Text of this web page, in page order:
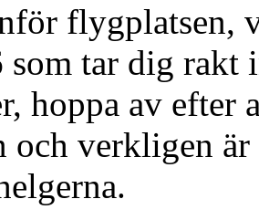
flygplatsen,
som tar dig rakt
hoppa av efter
och verkligen